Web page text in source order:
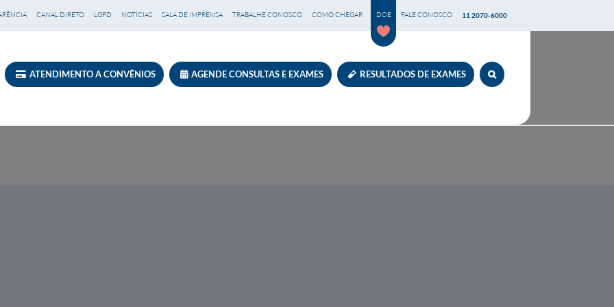
CANAL DIRETO LGPD NOTÍCIAS SALA DE IMPRENSA TRABALHE CONOSCO COMO CHEGAR DOE FALE CONOSCO 11 2070-6000
ATENDIMENTO A CONVÊNIOS AGENDE CONSULTAS E EXAMES RESULTADOS DE EXAMES